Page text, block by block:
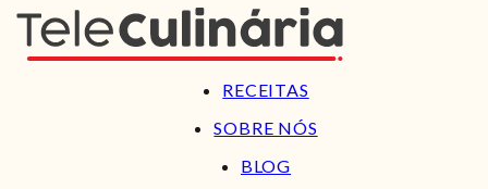
RECEITAS
SOBRE NÓS
BLOG